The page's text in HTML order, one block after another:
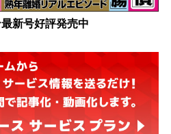
新号好評発売中